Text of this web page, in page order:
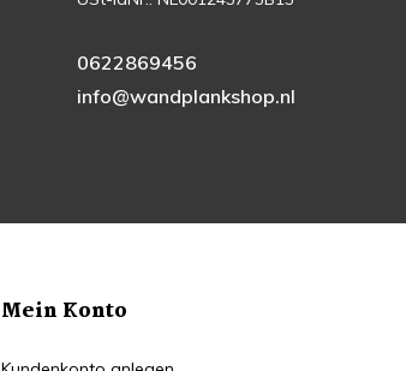
0622869456
info@wandplankshop.nl
Mein Konto